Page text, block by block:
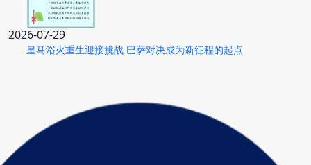
2026-07-29
皇马浴火重生迎接挑战 巴萨对决成为新征程的起点